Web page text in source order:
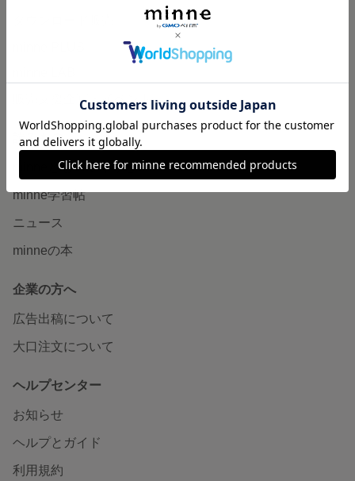
販売支援企画・イベント
読みもの
minneとものづくりと
minne学習帖
ニュース
minneの本
企業の方へ
広告出稿について
大口注文について
ヘルプセンター
お知らせ
ヘルプとガイド
利用規約